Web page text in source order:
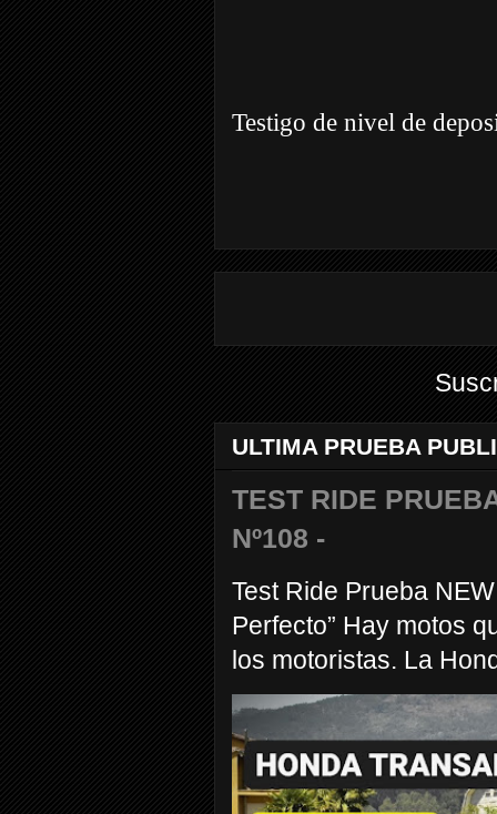
Testigo de nivel de
ULTIMA PRUEBA
TEST RIDE
Nº108 -
Test Ride Prueba
Perfecto” Hay motos
los motoristas. La